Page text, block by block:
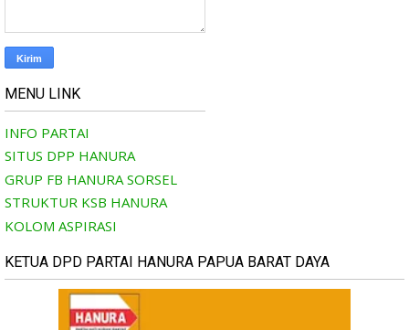
MENU LINK
INFO PARTAI
SITUS DPP HANURA
GRUP FB HANURA SORSEL
STRUKTUR KSB HANURA
KOLOM ASPIRASI
KETUA DPD PARTAI HANURA PAPUA BARAT DAYA